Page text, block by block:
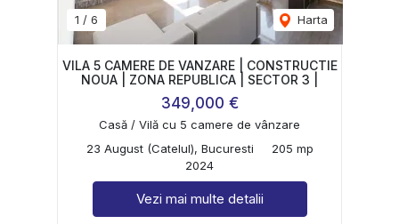
1 / 6 Harta
VILA 5 CAMERE DE VANZARE | CONSTRUCTIE
NOUA | ZONA REPUBLICA | SECTOR 3 |
349,000 €
Casă / Vilă cu 5 camere de vânzare
23 August (Catelul), Bucuresti
205 mp
2024
Vezi mai multe detalii